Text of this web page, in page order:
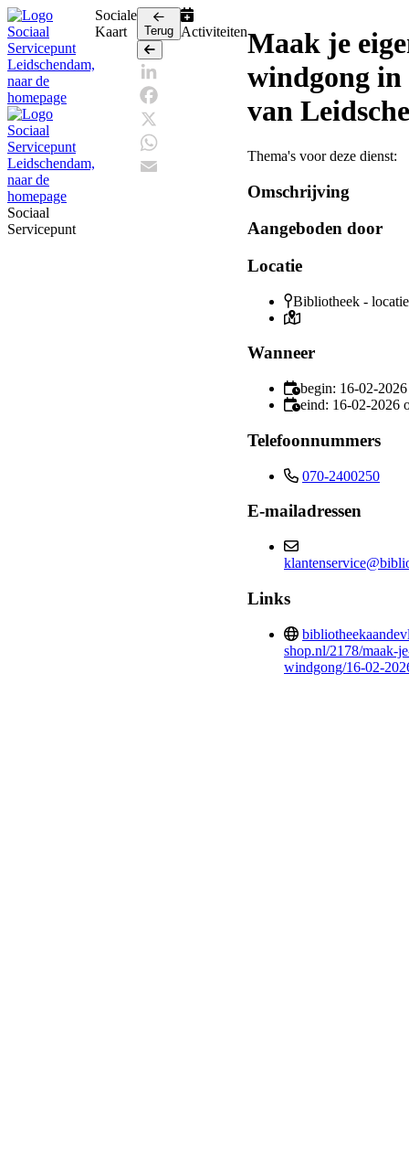
Sociaal
Servicepunt
Sociale
Kaart
Terug
Terug
LinkedIn
Facebook
X
WhatsApp
ActiviteitenMaak je
windgong in
van
Thema's voor deze dienst:
Omschrijving
Aangeboden door
Locatie
Bibliotheek -
Wanneer
begin: 16-02-
eind: 16-02-2026
Telefoonnummers
070-2400250
E-mailadressen
Links
shop.nl/2178/maak-
windgong/16-02-